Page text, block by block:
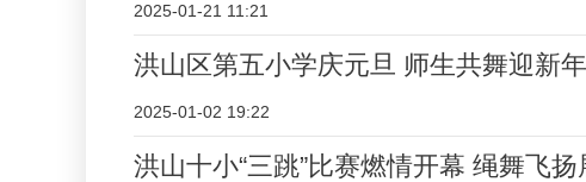
2025-01-21 11:21
洪山区第五小学庆元旦 师生共舞迎新年
2025-01-02 19:22
洪山十小“三跳”比赛燃情开幕 绳舞飞扬